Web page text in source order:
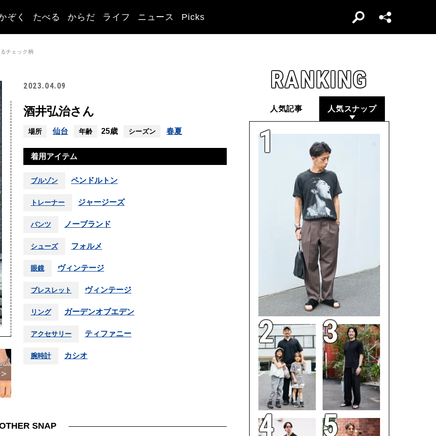
ぞく たべる からだ ライフ ニュース Picks
チェック柄
2023.04.09
酒井弘治さん
場所 仙台 年齢 25歳 シーズン 春夏
着用アイテム
ブルゾン ペンドルトン
トレーナー ジャージーズ
パンツ ノーブランド
シューズ フォルメ
眼鏡 ヴィンテージ
ブレスレット ヴィンテージ
リング ガーデンオブエデン
アクセサリー ティファニー
腕時計 カシオ
SNAP
RANKING
人気記事 人気スナップ